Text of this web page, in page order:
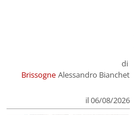
Brissogne
di
Alessandro Bianchet
il 06/08/2026